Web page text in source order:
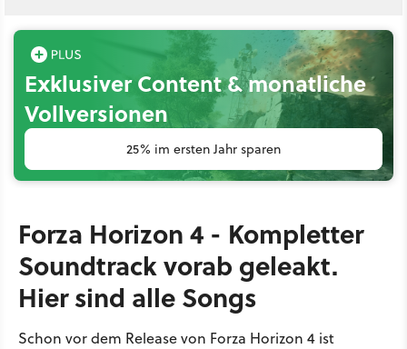
Exklusiver Content & monatliche
Vollversionen
25% im ersten Jahr sparen
Forza Horizon 4 - Kompletter
Soundtrack vorab geleakt.
Hier sind alle Songs
Schon vor dem Release von Forza Horizon 4 ist